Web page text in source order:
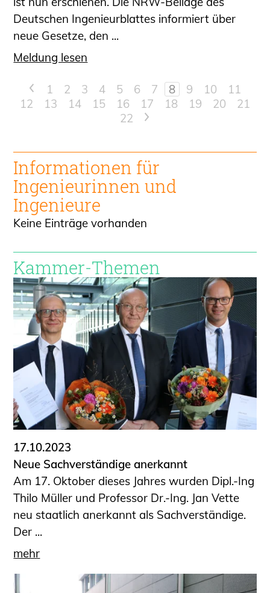
Deutschen Ingenieurblattes informiert über
neue Gesetze, den ...
Meldung lesen
< 1 2 3 4 5 6 7 8 9 10
11
12
13 14 15 16 17 18 19 20
21
22
>
Informationen für
Ingenieurinnen und
Ingenieure
Keine Einträge vorhanden
Kammer-Themen
17.10.2023
Neue Sachverständige anerkannt
Am 17. Oktober dieses Jahres wurden Dipl.-Ing
Thilo Müller und Professor Dr.-Ing. Jan Vette
neu staatlich anerkannt als Sachverständige.
Der ...
mehr